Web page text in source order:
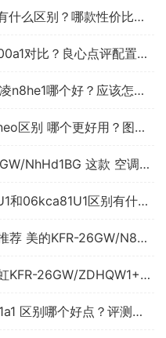
老司机解读格力空调kf和kfr有什么区别？哪款性价比更好
【求反馈】海信ef20a1和e500a1对比？良心点评配置区别
【已开箱】格力nhGc1b和华凌n8he1哪个好？应该怎么样选择
「商家透露」云米master和neo区别 哪个更好用？图文爆料分析
【全方位解读】格力KFR-35GW/NhHd1BG 这款 空调质量怎么样？优劣分析评测结果！
【差评太多】海尔06kca83U1和06kca81U1区别有什么不同？哪个更合适
【用后说说】买空调 为什么推荐 美的KFR-26GW/N8MKA1？评测质量怎么样？真的好吗！
【超级推荐】我来分享下 长虹KFR-26GW/ZDHQW1+R1 入手使用感受？空调评测质量怎么样！
「避坑分析」小米2匹n1a1 d1a1 区别哪个好点？评测解读该怎么选